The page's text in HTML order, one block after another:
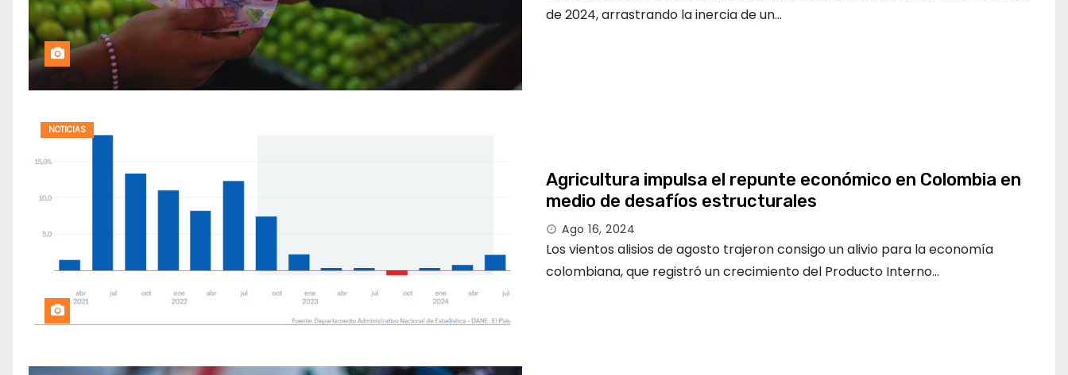
de 2024, arrastrando la inercia de un…
NOTICIAS
Agricultura impulsa el repunte económico en Colombia en
medio de desafíos estructurales
Ago 16, 2024
Los vientos alisios de agosto trajeron consigo un alivio para la economía
colombiana, que registró un crecimiento del Producto Interno…